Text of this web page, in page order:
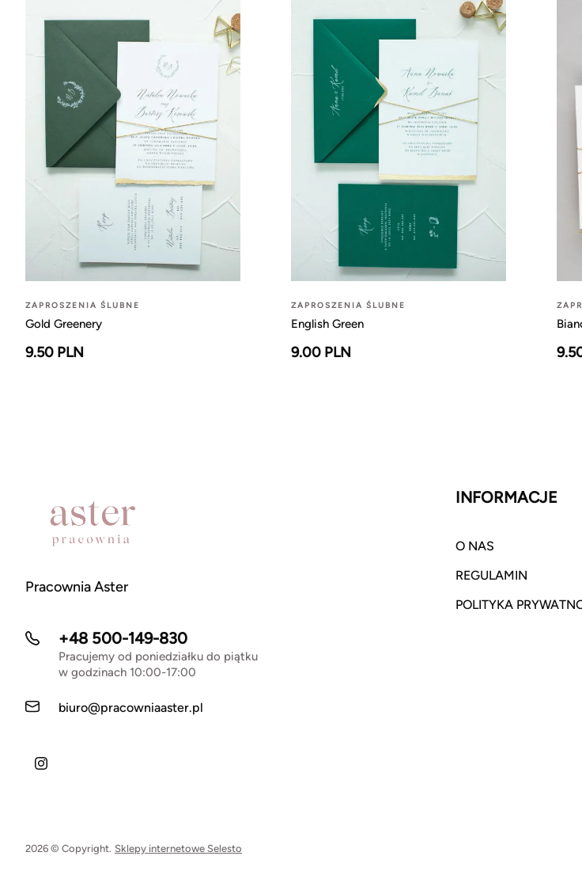
ZAPROSZENIA ŚLUBNE
Gold Greenery
9.50 PLN
ZAPROSZENIA ŚLUBNE
English Green
9.00 PLN
Pracownia Aster
+48 500-149-830
Pracujemy od poniedziałku do piątku
w godzinach 10:00-17:00
biuro@pracowniaaster.pl
INFORMACJE
O NAS
REGULAMIN
POLITYKA
2026 © Copyright. Sklepy internetowe Selesto